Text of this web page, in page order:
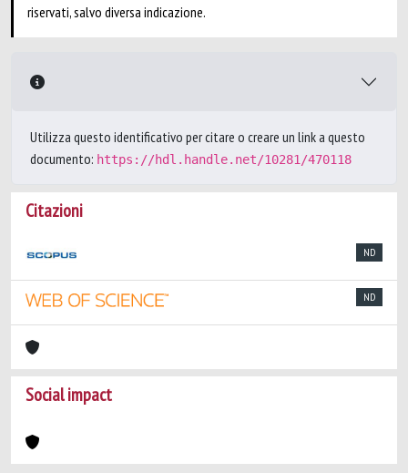
riservati, salvo diversa indicazione.
Utilizza questo identificativo per citare o creare un link a questo
documento: https://hdl.handle.net/10281/470118
Citazioni
ND
ND
Social impact